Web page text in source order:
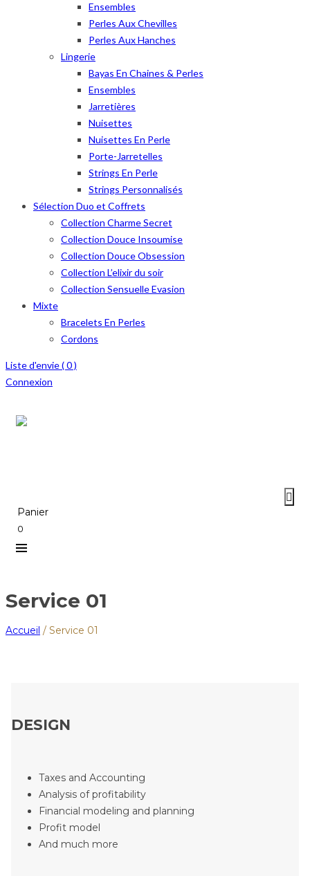
Ensembles
Perles Aux Chevilles
Perles Aux Hanches
Lingerie
Bayas En Chaines & Perles
Ensembles
Jarretières
Nuisettes
Nuisettes En Perle
Porte-Jarretelles
Strings En Perle
Strings Personnalisés
Sélection Duo et Coffrets
Collection Charme Secret
Collection Douce Insoumise
Collection Douce Obsession
Collection L’elixir du soir
Collection Sensuelle Evasion
Mixte
Bracelets En Perles
Cordons
Liste d'envie (0)
Connexion
Panier
0
Service 01
Accueil / Service 01
DESIGN
Taxes and Accounting
Analysis of profitability
Financial modeling and planning
Profit model
And much more